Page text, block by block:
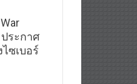
ระกาศ
ซเบอร์